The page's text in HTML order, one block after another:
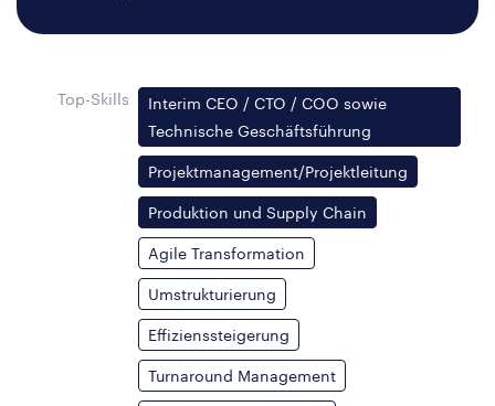
Top-Skills
Interim CEO / CTO / COO sowie
Technische Geschäftsführung
Projektmanagement/Projektleitung
Produktion und Supply Chain
Agile Transformation
Umstrukturierung
Effizienssteigerung
Turnaround Management